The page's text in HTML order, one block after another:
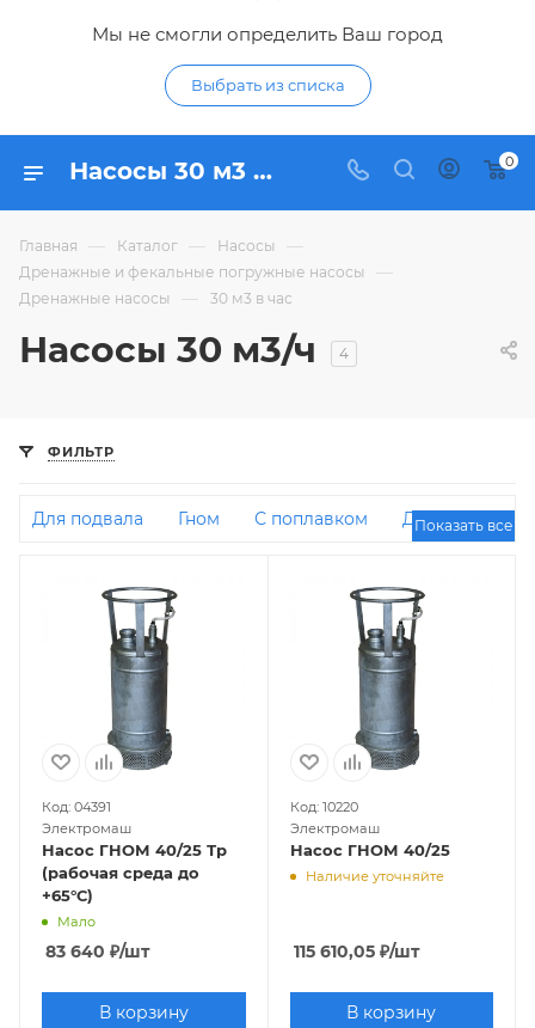
Мы не смогли определить Ваш город
Выбрать из списка
Насосы 30 м3 ч - купить дренажный насос 30 метров в час по низким ценам в Курске в интерне-магазине Гидропромтехника 0
Главная — Каталог — Насосы —
Дренажные и фекальные погружные насосы —
Дренажные насосы — 30 м3 в час
Насосы 30 м3/ч 4
ФИЛЬТР
Для подвала Гном С поплавком
Для
колодца
500 Вт
Ливгидромаш
Мини
Откачка до 1мм
Поверхностные для подвала
Моноблочные
Профессиональные
Вихревые
Valfex
Unipump 2,2 кВт
30 м3/
Бытовые
Показать все
Код: 04391
Электромаш
Насос ГНОМ 40/25 Тр
(рабочая среда до
+65°С)
Мало
83 640 ₽/шт
В корзину
Код: 10220
Электромаш
Насос ГНОМ 40/25
Наличие уточняйте
115 610,05₽/шт
В корзину